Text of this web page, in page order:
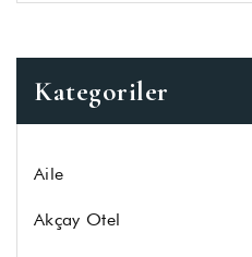
Kategoriler
Aile
Akçay Otel